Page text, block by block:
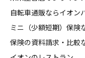
自転車通販ならイオン
ミニ（少額短期）保険
保険の資料請求・比較